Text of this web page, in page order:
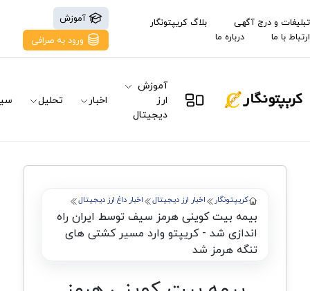
تبلیغات و درج آگهی
بلاگ کریپتونگار
ارتباط با ما
درباره ما
آموزش
ورود به صرافی
آموزش
ارز
دیجیتال
اخبار تحلیل
کریپتونگار اخبار ارز دیجیتال اخبار داغ ارز دیجیتال
بیمه بیت کوینی هرمز سیف توسط ایران راه
اندازی شد - کریپتو وارد مسیر کشتی های
تنگه هرمز شد